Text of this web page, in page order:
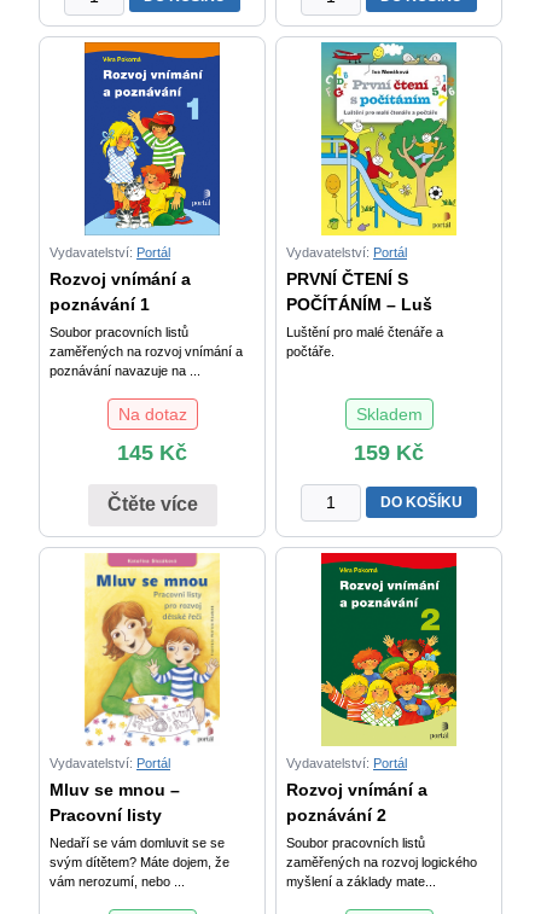
her
pro
autismem
množství
logopedické
pexeso
množství
Vydavatelství: Portál
Rozvoj vnímání a
poznávání 1
Soubor pracovních listů
zaměřených na rozvoj vnímání a
poznávání navazuje na ...
Na dotaz
145 Kč
Čtěte více
Vydavatelství: Portál
PRVNÍ ČTENÍ S
POČÍTÁNÍM – Luš
Luštění pro malé čtenáře a
počtáře.
Skladem
159 Kč
PRVNÍ
ČTENÍ
S
POČÍTÁNÍM
čtenáře
počtáře
množství
DO KOŠÍKU
Vydavatelství: Portál
Mluv se mnou –
Pracovní listy
Nedaří se vám domluvit se se
svým dítětem? Máte dojem, že
vám nerozumí, nebo ...
Vydavatelství: Portál
Rozvoj vnímání a
poznávání 2
Soubor pracovních listů
zaměřených na rozvoj logického
myšlení a základy mate...